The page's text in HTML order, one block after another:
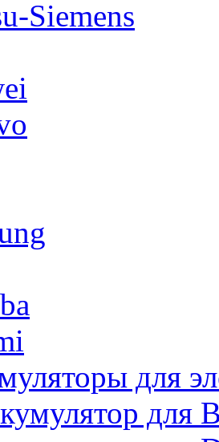
Siemens
для
для